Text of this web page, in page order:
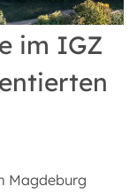
im IGZ
Magdeburg